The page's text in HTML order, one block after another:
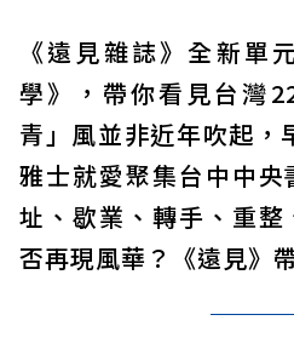
《遠見雜誌》全新單
學》，帶你看見台灣
青」風並非近年吹起，
雅士就愛聚集台中中
址、歇業、轉手、重
否再現風華？《遠見》